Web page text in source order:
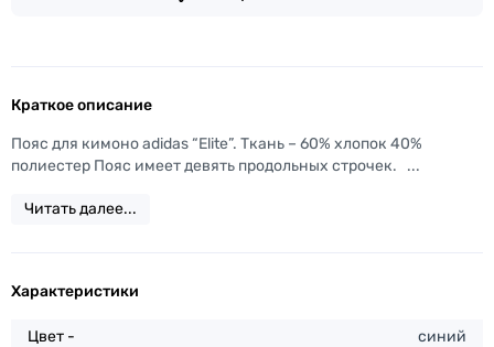
Краткое описание
Пояс для кимоно adidas “Elite”. Ткань – 60% хлопок 40%
полиестер Пояс имеет девять продольных строчек. ...
Читать далее...
Характеристики
Цвет - синий